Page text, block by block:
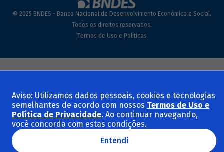
© 2025 BNDES - Banco Nacional de Desenvolvimento Econômico e Social.
Todos os direitos reservados.
Termos de Uso e Políticas
Aviso: Utilizamos dados pessoais, cookies e tecnologias
semelhantes de acordo com nossos Termos de Uso e
Política de Privacidade. Ao continuar navegando,
você concorda com estas condições.
Entendi